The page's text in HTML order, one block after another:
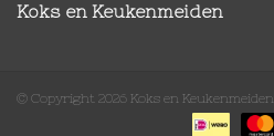
Koks en Keukenmeiden
© Copyright 2026 Koks en Keukenmeiden